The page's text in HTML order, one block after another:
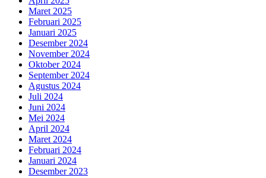
Maret 2025
Februari 2025
Januari 2025
Desember 2024
November 2024
Oktober 2024
September 2024
Agustus 2024
Juli 2024
Juni 2024
Mei 2024
April 2024
Maret 2024
Februari 2024
Januari 2024
Desember 2023